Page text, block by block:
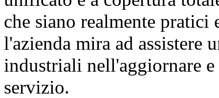
che siano realmente pratici
l'azienda mira ad assistere
industriali nell'aggiornare
servizio.